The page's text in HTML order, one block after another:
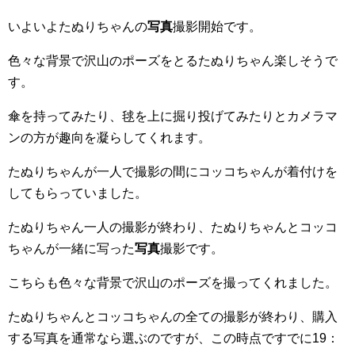
いよいよたぬりちゃんの写真撮影開始です。
色々な背景で沢山のポーズをとるたぬりちゃん楽しそうで
す。
傘を持ってみたり、毬を上に掘り投げてみたりとカメラマ
ンの方が趣向を凝らしてくれます。
たぬりちゃんが一人で撮影の間にコッコちゃんが着付けを
してもらっていました。
たぬりちゃん一人の撮影が終わり、たぬりちゃんとコッコ
ちゃんが一緒に写った写真撮影です。
こちらも色々な背景で沢山のポーズを撮ってくれました。
たぬりちゃんとコッコちゃんの全ての撮影が終わり、購入
する写真を通常なら選ぶのですが、この時点ですでに19：